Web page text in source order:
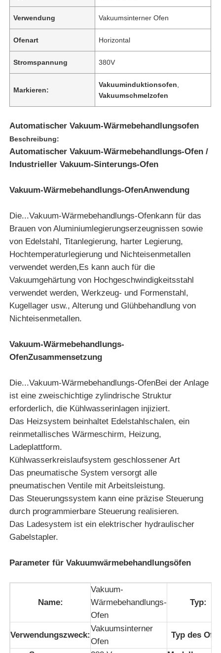
Produkte
VR Show
Über uns
Fabrik-Ausflug
Qualitätskontrolle
Nachrichten
Fordern Sie ein Zitat
Verwendung Vakuumsinterner Ofen
Ofenart Horizontal
Stromspannung 380V
Markieren:
Vakuuminduktionsofen
Vakuumschmelzofen
Automatischer Vakuum-Wärmebehandlungsofen
Beschreibung:
Automatischer Vakuum-Wärmebehandlungs-Ofen /
Industrieller Vakuum-Sinterungs-Ofen
Vakuum-Wärmebehandlungs-OfenAnwendung
Die...Vakuum-Wärmebehandlungs-Ofenkann für das
Brauen von Aluminiumlegierungserzeugnissen sowie
von Edelstahl, Titanlegierung, harter Legierung,
Hochtemperaturlegierung und Nichteisenmetallen
verwendet werden,Es kann auch für die
Vakuumgehärtung von Hochgeschwindigkeitsstahl
verwendet werden, Werkzeug- und Formenstahl,
Kugellager usw., Alterung und Glühbehandlung von
Nichteisenmetallen.
Vakuum-Wärmebehandlungs-
OfenZusammensetzung
Die...Vakuum-Wärmebehandlungs-OfenBei der Anlage
ist eine zweischichtige zylindrische Struktur
erforderlich, die Kühlwasserinlagen injiziert.
Das Heizsystem beinhaltet Edelstahlschalen, ein
reinmetallisches Wärmeschirm, Heizung,
Ladeplattform.
Kühlwasserkreislaufsystem geschlossener Art
Das pneumatische System versorgt alle
pneumatischen Ventile mit Arbeitsleistung.
Das Steuerungssystem kann eine präzise Steuerung
durch programmierbare Steuerung realisieren.
Das Ladesystem ist ein elektrischer hydraulischer
Gabelstapler.
Parameter für Vakuumwärmebehandlungsöfen
Name:
Vakuum-
Wärmebehandlungs-
Ofen
Typ:
Verwendungszweck:
Vakuumsinterner
Ofen
Typ des